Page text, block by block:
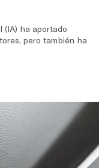
ha aportado
pero también ha